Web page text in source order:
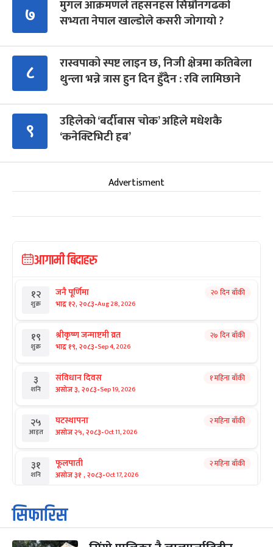
७
मुगल आक्रमणले तहसनहस सिम्रौनगढको
सभ्यता नेपाल खाल्डोले कसरी जोगायो ?
८
रास्वपाको स्पष्ट लाइन छ, निजी क्षेत्रमा कतिबेला
थुन्ला भन्ने त्रास हुन दिन हुँदैन : रवि लामिछाने
९
उहिलेको ‘बर्दीबास चोक’ अहिले मधेशकै
‘कनेक्टिभिटी हब’
Advertisment
आगामी बिदाहरु
१२
शुक्र
जनै पूर्णिमा
भाद्र १२, २०८३-Aug 28, 2026
२० दिन बाँकी
१९
शुक्र
श्रीकृष्ण जन्माष्टमी व्रत
भाद्र १९, २०८३-Sep 4, 2026
२७ दिन बाँकी
३
शनि
संविधान दिवस
असोज ३, २०८३-Sep 19, 2026
१ महिना बाँकी
२५
आइत
घटस्थापना
असोज २५, २०८३-Oct 11, 2026
२ महिना बाँकी
३१
शनि
फूलपाती
असोज ३१ , २०८३-Oct 17, 2026
२ महिना बाँकी
१
आइत
कार्तिक सङ्क्रान्ति
कार्तिक १, २०८३
सिफारिस